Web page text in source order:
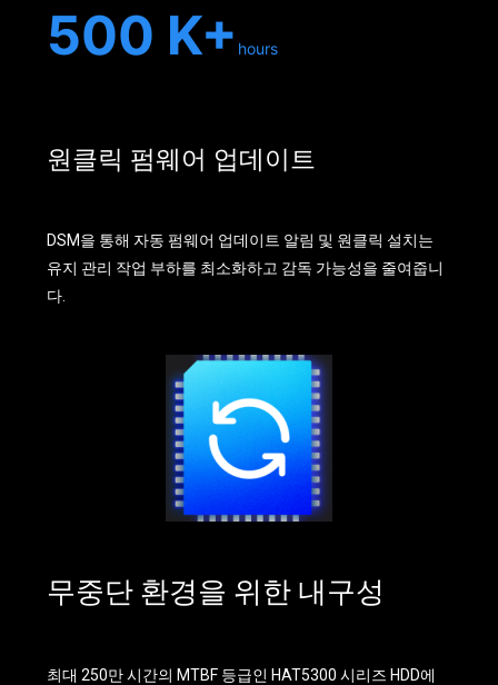
500 K+ hours
원클릭 펌웨어 업데이트
DSM을 통해 자동 펌웨어 업데이트 알림 및 원클릭 설치는
유지 관리 작업 부하를 최소화하고 감독 가능성을 줄여줍니
다.
무중단 환경을 위한 내구성
최대 250만 시간의 MTBF 등급인 HAT5300 시리즈 HDD에